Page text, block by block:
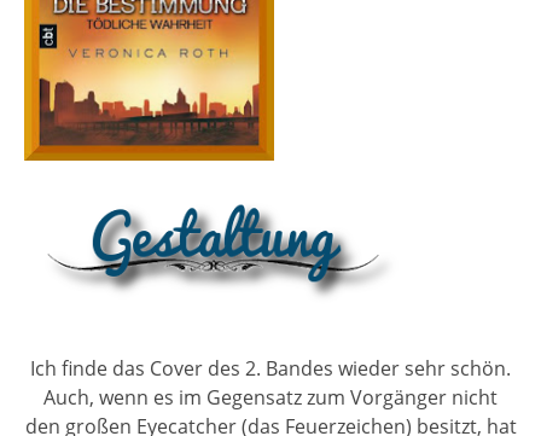
Ich finde das Cover des 2. Bandes wieder sehr schön.
Auch, wenn es im Gegensatz zum Vorgänger nicht
den großen Eyecatcher (das Feuerzeichen) besitzt, hat